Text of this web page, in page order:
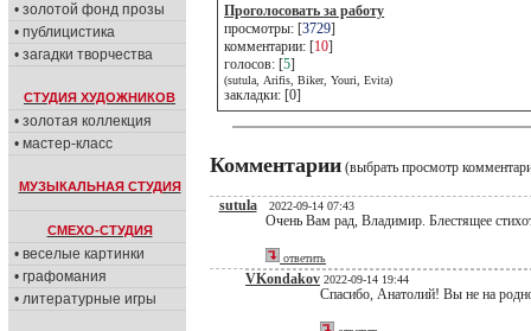
• золотой фонд прозы
• публицистика
• загадки творчества
СТУДИЯ ХУДОЖНИКОВ
• золотая коллекция
• мастер-класс
МУЗЫКАЛЬНАЯ СТУДИЯ
СМЕХО-СТУДИЯ
• веселые картинки
• графомания
• литературные игры
Проголосовать за работу
просмотры: [3729]
комментарии: [10]
голосов: [5]
(sutula, Arifis, Biker, Youri, Evita)
закладки: [0]
Комментарии (выбрать просмотр
sutula 2022-09-14 07:43
Очень Вам рад, Владимир. Блестящее
ответить
VKondakov 2022-09-14 19:44
Спасибо, Анатолий! Вы не на